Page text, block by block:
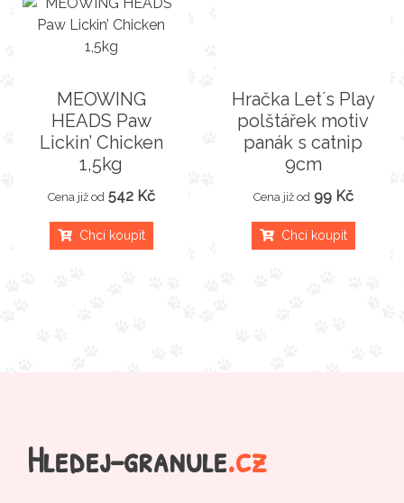
MEOWING
HEADS Paw
Lickin’ Chicken
1,5kg
Cena již od 542 Kč
Chci koupit
Hračka Let´s Play
polštářek motiv
panák s catnip
9cm
Cena již od 99 Kč
Chci koupit
Hledej-granule.cz